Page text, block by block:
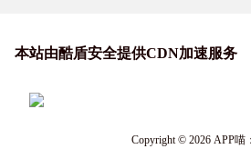
本站由酷盾安全提供CDN加速服务
Copyright © 2026APP喵